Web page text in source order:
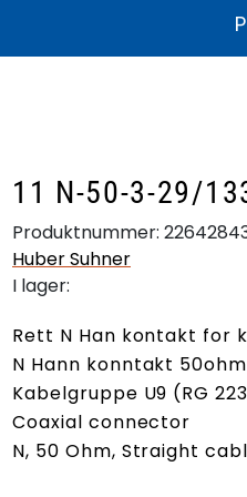
11 N-50-3-29/
Produktnummer:
Huber Suhner
I lager:
Rett N Han kontakt for
N Hann konntakt 50ohm
Kabelgruppe U9 (RG
Coaxial connector
N, 50 Ohm, Straight